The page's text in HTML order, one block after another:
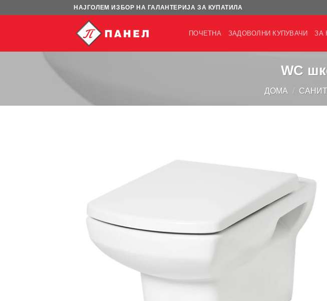
НАЈГОЛЕМ ИЗБОР НА ГАЛАНТЕРИЈА ЗА КУПАТИЛА
ПОЧЕТНА ЗАДОВОЛНИ КУПУВАЧИ ЗА
WC
ДОМА /